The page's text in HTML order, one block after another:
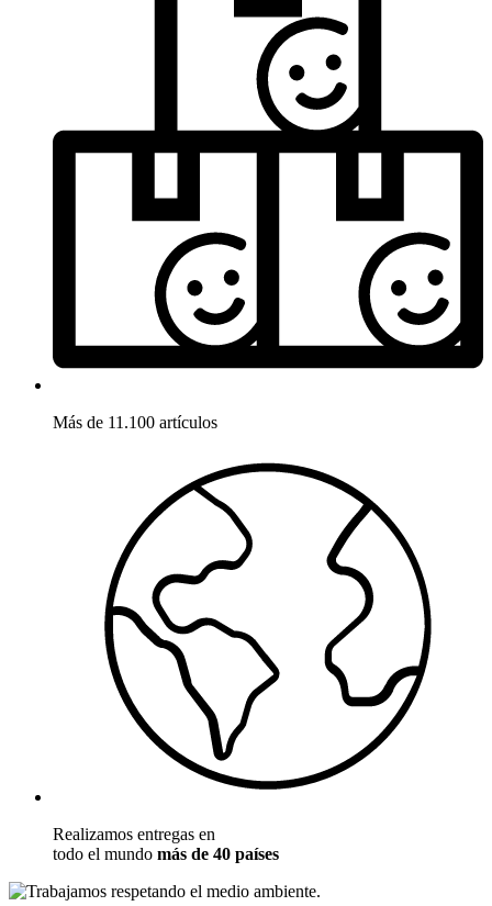
Más de 11.100 artículos
Realizamos entregas en
todo el mundo más de 40 países